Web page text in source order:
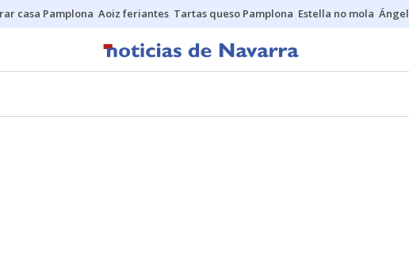
casa Pamplona Aoiz feriantes Tartas queso Pamplona Estella no mola